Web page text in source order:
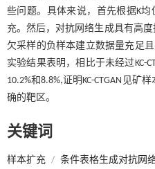
些问题。具体来说，首先根据K
充。然后，对抗网络生成具有高
欠采样的负样本建立数据量充足且
实验结果表明，相比于未经过KC-
10.2%和8.8%,证明KC-CTGAN见
确的靶区。
关键词
样本扩充 / 条件表格生成对抗网